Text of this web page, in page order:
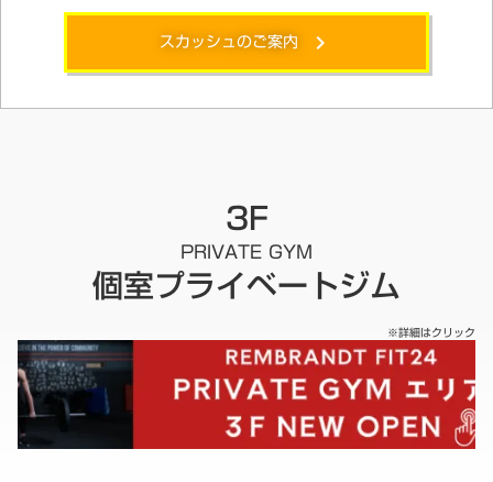
スカッシュのご案内 keyboard_arrow_right
3F
PRIVATE GYM
個室プライベートジム
※詳細はクリック